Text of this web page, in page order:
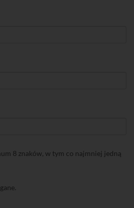
8 znaków, w tym co najmniej jedną